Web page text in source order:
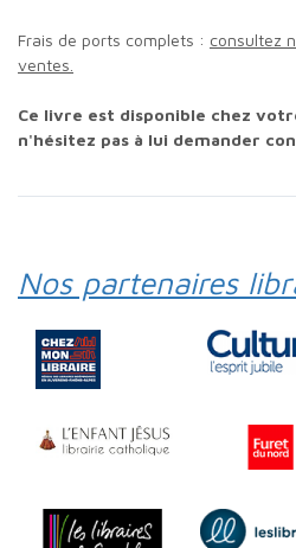
Frais de ports complets : consultez
ventes.
Ce livre est disponible chez votre libraire habituel,
n'hésitez pas à lui demander
Nos partenaires